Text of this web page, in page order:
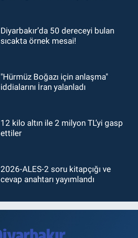
Diyarbakır’da 50 dereceyi bulan
sıcakta örnek mesai!
"Hürmüz Boğazı için anlaşma"
iddialarını İran yalanladı
12 kilo altın ile 2 milyon TL’yi gasp
ettiler
2026-ALES-2 soru kitapçığı ve
cevap anahtarı yayımlandı